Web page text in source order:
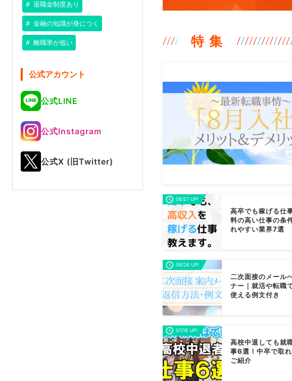
退職金制度あり
金融の知識が身につく
離職率が低い
公式アカウント
公式LINE
公式Instagram
公式X (旧Twitter)
特 集
高卒でも稼げる仕
料の高い仕事の条
れやすい業界7選
06/27 UP!
二次面接のメール
ナー｜就活や転職
使える例文付き
06/26 UP!
高校中退しても就
事6選！中卒で取
ご紹介
07/18 UP!